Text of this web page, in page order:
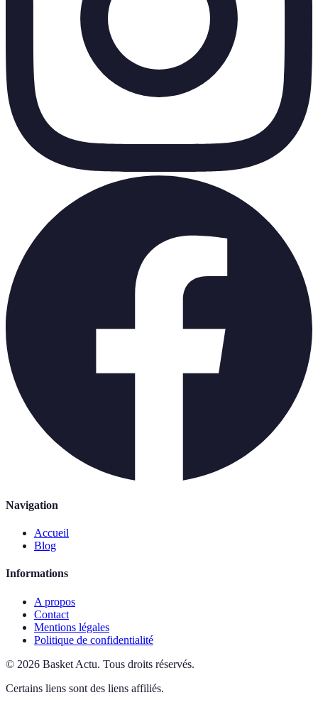
Navigation
Accueil
Blog
Informations
A propos
Contact
Mentions légales
Politique de confidentialité
© 2026 Basket Actu. Tous droits réservés.
Certains liens sont des liens affiliés.